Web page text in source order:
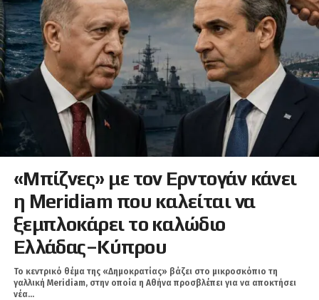
«Μπίζνες» με τον Ερντογάν κάνει
η Meridiam που καλείται να
ξεμπλοκάρει το καλώδιο
Ελλάδας–Κύπρου
Το κεντρικό θέμα της «Δημοκρατίας» βάζει στο μικροσκόπιο τη
γαλλική Meridiam, στην οποία η Αθήνα προσβλέπει για να αποκτήσει
νέα...